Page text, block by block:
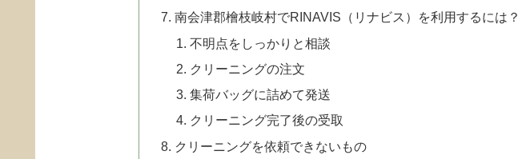
南会津郡檜枝岐村でRINAVIS（リナビス）を利用するには？
不明点をしっかりと相談
クリーニングの注文
集荷バッグに詰めて発送
クリーニング完了後の受取
クリーニングを依頼できないもの